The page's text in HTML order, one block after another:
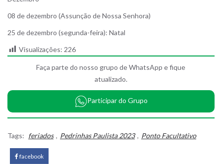
08 de dezembro (Assunção de Nossa Senhora)
25 de dezembro (segunda-feira): Natal
Visualizações: 226
Faça parte do nosso grupo de WhatsApp e fique
atualizado.
Participar do Grupo
Tags: feriados , Pedrinhas Paulista 2023 , Ponto Facultativo
facebook